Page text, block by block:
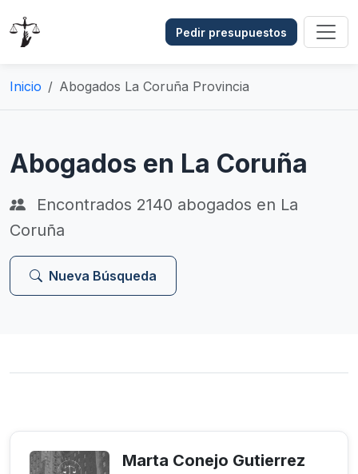
Pedir presupuestos
Inicio Abogados La Coruña Provincia
Abogados en La Coruña
Encontrados 2140 abogados en La
Coruña
Nueva Búsqueda
Marta Conejo Gutierrez